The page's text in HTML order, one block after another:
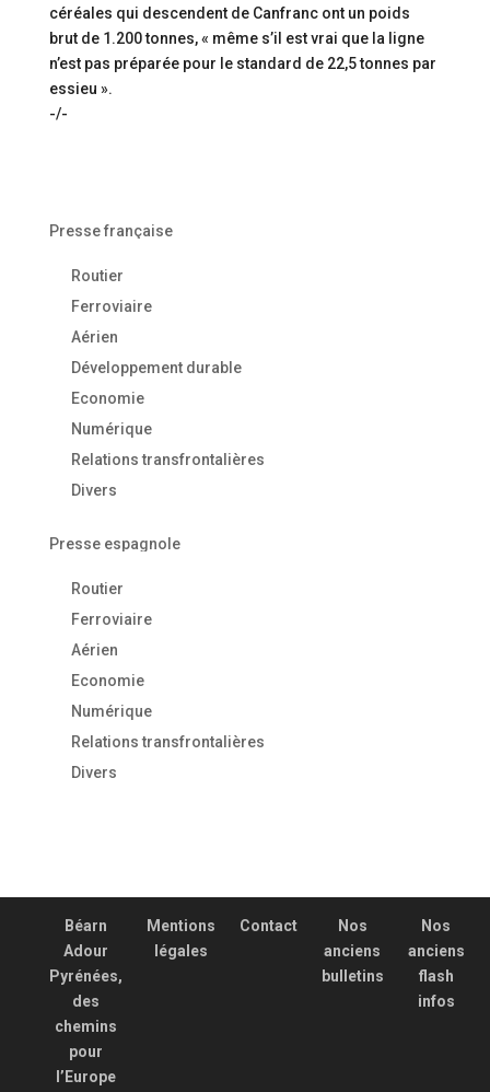
céréales qui descendent de Canfranc ont un poids
brut de 1.200 tonnes, « même s’il est vrai que la ligne
n’est pas préparée pour le standard de 22,5 tonnes par
essieu ».
-/-
Presse française
Routier
Ferroviaire
Aérien
Développement durable
Economie
Numérique
Relations transfrontalières
Divers
Presse espagnole
Routier
Ferroviaire
Aérien
Economie
Numérique
Relations transfrontalières
Divers
Béarn
Adour
Pyrénées,
des
chemins
pour
l’Europe
Mentions
légales
Contact
Nos
anciens
bulletins
Nos
anciens
flash
infos